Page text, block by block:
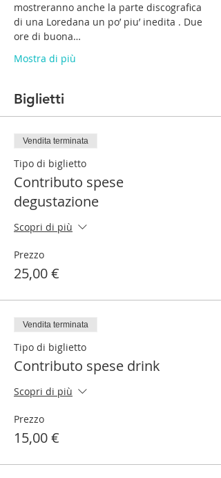
mostreranno anche la parte discografica
di una Loredana un po’ piu’ inedita . Due
ore di buona…
Mostra di più
Biglietti
Vendita terminata
Tipo di biglietto
Contributo spese
degustazione
Scopri di più
Prezzo
25,00 €
Vendita terminata
Tipo di biglietto
Contributo spese drink
Scopri di più
Prezzo
15,00 €